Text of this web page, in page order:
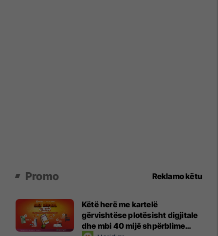
Promo Reklamo këtu
Këtë herë me kartelë
gërvishtëse plotësisht digjitale
dhe mbi 40 mijë shpërblime